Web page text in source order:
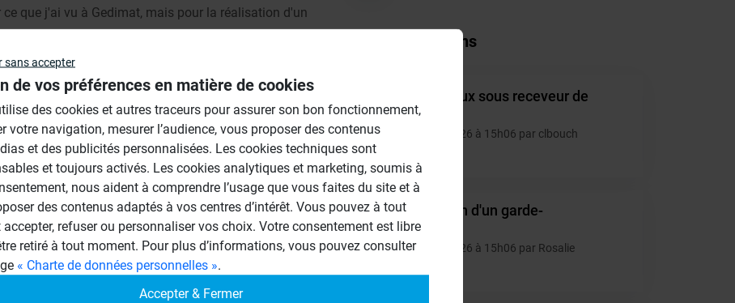
que j'ai vu à Gedimat, mais pour la réalisation d'un
FAUT UTILISER UN PANNEAU
Autres questions
CL
panneaux sous receveur de
douche
13/06/2026 à 15h06 par clbouch
isolation d'un garde-
manger
10/06/2026 à 15h06 par Rosalie
sans accepter
de vos préférences en matière de cookies
des cookies et autres traceurs pour assurer son bon fonctionnement,
votre navigation, mesurer l’audience, vous proposer des contenus
et des publicités personnalisées. Les cookies techniques sont
et toujours activés. Les cookies analytiques et marketing, soumis à
nous aident à comprendre l’usage que vous faites du site et à
des contenus adaptés à vos centres d’intérêt. Vous pouvez à tout
refuser ou personnaliser vos choix. Votre consentement est libre
retiré à tout moment. Pour plus d’informations, vous pouvez consulter
« Charte de données personnelles ».
Accepter & Fermer